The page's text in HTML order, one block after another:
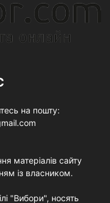
на пошту:
матеріалів сайту
із власником.
"Вибори", носять